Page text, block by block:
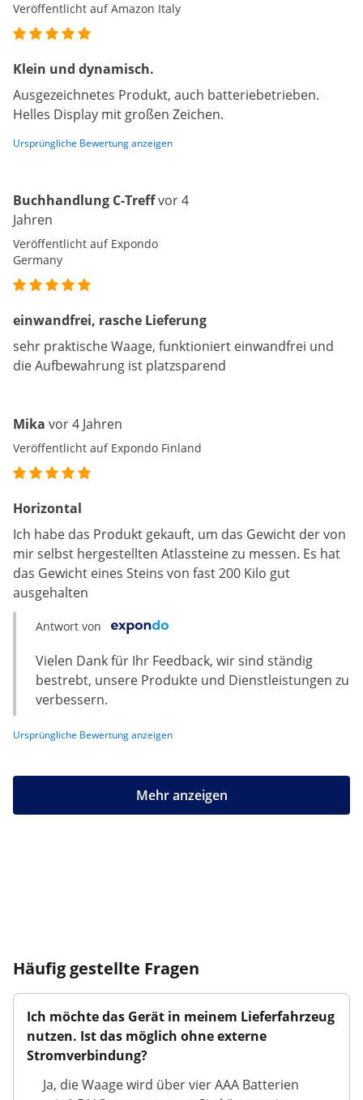
Veröffentlicht auf Amazon Italy
Klein und dynamisch.
Ausgezeichnetes Produkt, auch batteriebetrieben.
Helles Display mit großen Zeichen.
Ursprüngliche Bewertung anzeigen
Buchhandlung C-Treffvor 4
Jahren
Veröffentlicht auf Expondo
Germany
einwandfrei, rasche Lieferung
sehr praktische Waage, funktioniert einwandfrei und
die Aufbewahrung ist platzsparend
Mika vor 4 Jahren
Veröffentlicht auf Expondo Finland
Horizontal
Ich habe das Produkt gekauft, um das Gewicht der von
mir selbst hergestellten Atlassteine zu messen. Es hat
das Gewicht eines Steins von fast 200 Kilo gut
ausgehalten
Antwort von
Vielen Dank für Ihr Feedback, wir sind ständig
bestrebt, unsere Produkte und Dienstleistungen zu
verbessern.
Ursprüngliche Bewertung anzeigen
Mehr anzeigen
Häufig gestellte Fragen
Ich möchte das Gerät in meinem Lieferfahrzeug
nutzen. Ist das möglich ohne externe
Stromverbindung?
Ja, die Waage wird über vier AAA Batterien